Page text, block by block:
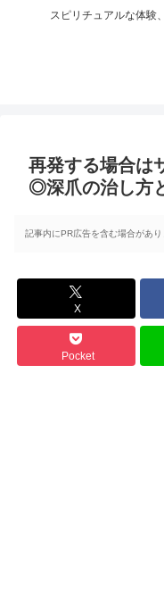
スピリチュアルな体験
再発する場合は
◎深爪の治し方
記事内にPR広告を含む場合があり
X
Pocket